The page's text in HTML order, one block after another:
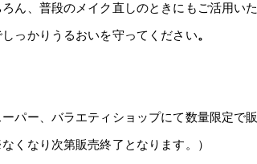
ん、普段のメイク直しのときにもご活用いた
っかりうるおいを守ってください。
パー、バラエティショップにて数量限定で
くなり次第販売終了となります。）